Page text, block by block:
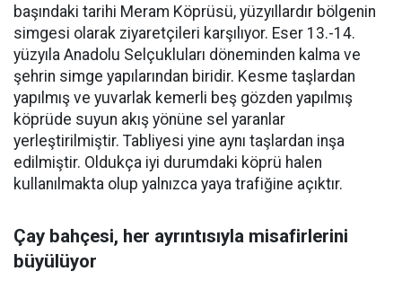
başındaki tarihi Meram Köprüsü, yüzyıllardır bölgenin
simgesi olarak ziyaretçileri karşılıyor. Eser 13.-14.
yüzyıla Anadolu Selçukluları döneminden kalma ve
şehrin simge yapılarından biridir. Kesme taşlardan
yapılmış ve yuvarlak kemerli beş gözden yapılmış
köprüde suyun akış yönüne sel yaranlar
yerleştirilmiştir. Tabliyesi yine aynı taşlardan inşa
edilmiştir. Oldukça iyi durumdaki köprü halen
kullanılmakta olup yalnızca yaya trafiğine açıktır.
Çay bahçesi, her ayrıntısıyla misafirlerini
büyülüyor